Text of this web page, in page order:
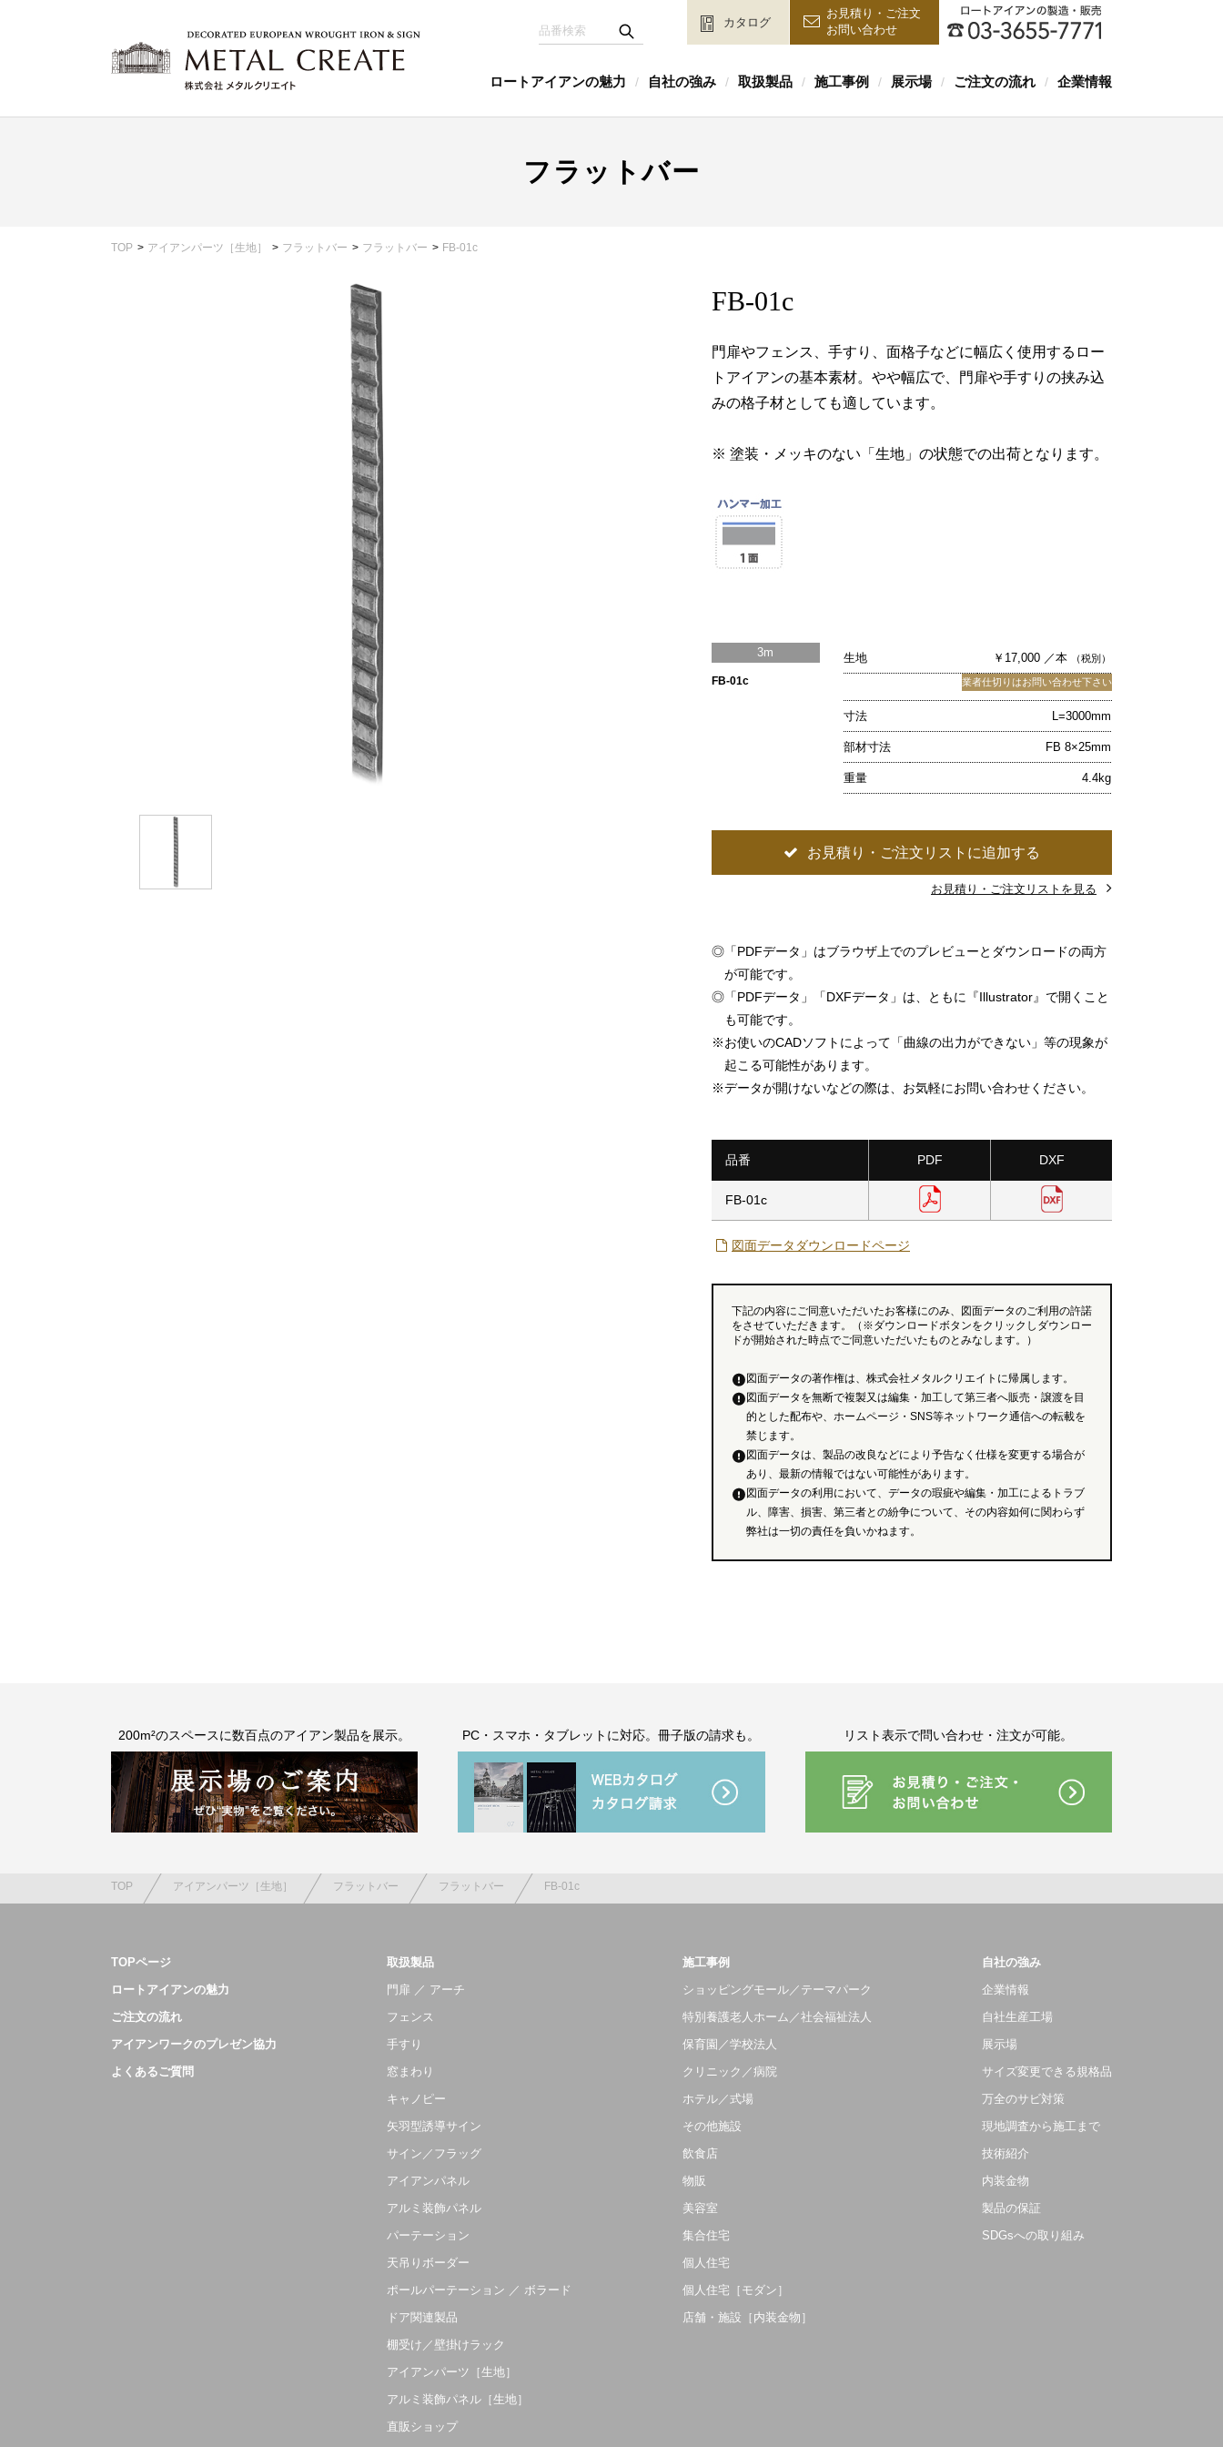
カタログ
お見積り・ご注文
お問い合わせ
ロートアイアンの魅力 / 自社の強み / 取扱製品 / 施工事例 / 展示場 / ご注文の流れ / 企業情報
フラットバー
TOP アイアンパーツ［生地］ フラットバー フラットバー FB-01c
FB-01c
門扉やフェンス、手すり、面格子などに幅広く使用するロー
トアイアンの基本素材。やや幅広で、門扉や手すりの挟み込
みの格子材としても適しています。
※ 塗装・メッキのない「生地」の状態での出荷となります。
3m
FB-01c
生地 ￥17,000 ／本 （税別）
業者仕切りはお問い合わせ下さい
寸法 L=3000mm
部材寸法 FB 8×25mm
重量 4.4kg
お見積り・ご注文リストに追加する
お見積り・ご注文リストを見る
◎ 「PDFデータ」はブラウザ上でのプレビューとダウンロードの両方
が可能です。
◎ 「PDFデータ」「DXFデータ」は、ともに『Illustrator』で開くこと
も可能です。
※お使いのCADソフトによって「曲線の出力ができない」等の現象が
起こる可能性があります。
※データが開けないなどの際は、お気軽にお問い合わせください。
品番 PDF DXF
FB-01c
図面データダウンロードページ
下記の内容にご同意いただいたお客様にのみ、図面データのご利用の許諾
をさせていただきます。（※ダウンロードボタンをクリックしダウンロー
ドが開始された時点でご同意いただいたものとみなします。）
図面データの著作権は、株式会社メタルクリエイトに帰属します。
図面データを無断で複製又は編集・加工して第三者へ販売・譲渡を目
的とした配布や、ホームページ・SNS等ネットワーク通信への転載を
禁じます。
図面データは、製品の改良などにより予告なく仕様を変更する場合が
あり、最新の情報ではない可能性があります。
図面データの利用において、データの瑕疵や編集・加工によるトラブ
ル、障害、損害、第三者との紛争について、その内容如何に関わらず
弊社は一切の責任を負いかねます。
200m²のスペースに数百点のアイアン製品を展示。 PC・スマホ・タブレットに対応。冊子版の請求も。 リスト表示で問い合わせ・注文が可能。
TOP アイアンパーツ［生地］ フラットバー フラットバー FB-01c
TOPページ
ロートアイアンの魅力
ご注文の流れ
アイアンワークのプレゼン協力
よくあるご質問
取扱製品
門扉 ／ アーチ
フェンス
手すり
窓まわり
キャノピー
矢羽型誘導サイン
サイン／フラッグ
アイアンパネル
アルミ装飾パネル
パーテーション
天吊りボーダー
ポールパーテーション ／ ボラード
ドア関連製品
棚受け／壁掛けラック
アイアンパーツ［生地］
アルミ装飾パネル［生地］
直販ショップ
施工事例
ショッピングモール／テーマパーク
特別養護老人ホーム／社会福祉法人
保育園／学校法人
クリニック／病院
ホテル／式場
その他施設
飲食店
物販
美容室
集合住宅
個人住宅
個人住宅［モダン］
店舗・施設［内装金物］
自社の強み
企業情報
自社生産工場
展示場
サイズ変更できる規格品
万全のサビ対策
現地調査から施工まで
技術紹介
内装金物
製品の保証
SDGsへの取り組み